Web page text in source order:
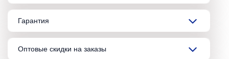
Гарантия
Оптовые скидки на заказы